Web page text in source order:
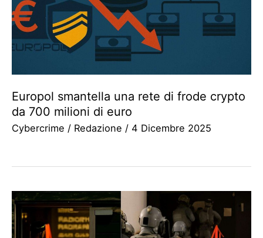
Europol smantella una rete di frode crypto
da 700 milioni di euro
Cybercrime / Redazione / 4 Dicembre 2025